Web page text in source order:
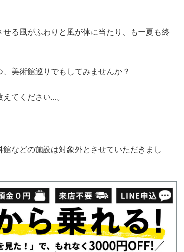
る風がふわりと風が体に当たり、もー夏も終
美術館巡りでもしてみませんか？
てください…。
などの施設は対象外とさせていただきまし